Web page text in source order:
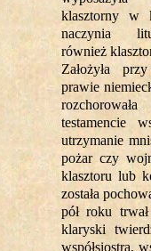
klasztorny w
naczynia
również
Założyła
prawie
testamencie
utrzymanie
pożar czy
klasztoru lub
została
pół roku
klaryski
współsiostrą,